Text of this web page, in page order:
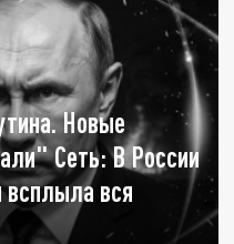
Новые
Сеть: В России
всплыла вся